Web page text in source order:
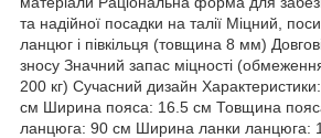
та надійної посадки на талії Міцний,
ланцюг і півкільця (товщина 8 мм)
зносу Значний запас міцності
200 кг) Сучасний дизайн
см Ширина пояса: 16.5 см Товщина
ланцюга: 90 см Ширина ланки ланцюга: